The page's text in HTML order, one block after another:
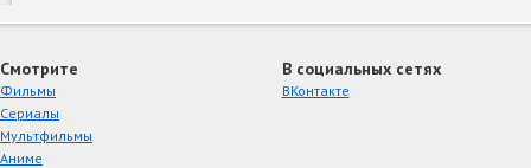
Смотрите
Фильмы
Сериалы
Мультфильмы
Аниме
В социальных сетях
ВКонтакте